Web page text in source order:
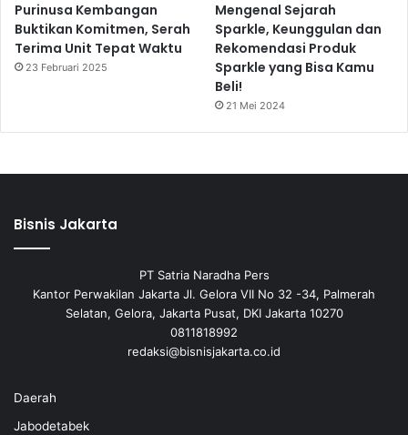
Purinusa Kembangan
Buktikan Komitmen, Serah
Terima Unit Tepat Waktu
23 Februari 2025
Mengenal Sejarah
Sparkle, Keunggulan dan
Rekomendasi Produk
Sparkle yang Bisa Kamu
Beli!
21 Mei 2024
Bisnis Jakarta
PT Satria Naradha Pers
Kantor Perwakilan Jakarta Jl. Gelora VII No 32 -34, Palmerah
Selatan, Gelora, Jakarta Pusat, DKI Jakarta 10270
0811818992
redaksi@bisnisjakarta.co.id
Daerah
Jabodetabek